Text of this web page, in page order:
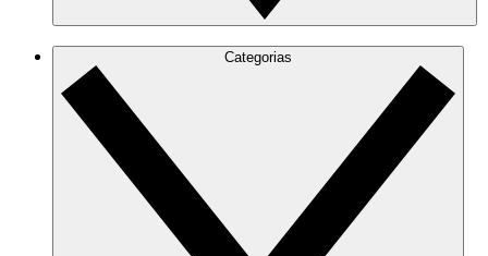
Categorias